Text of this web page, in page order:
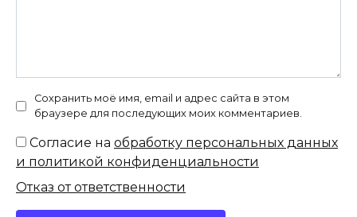
Сохранить моё имя, email и адрес сайта в этом
браузере для последующих моих комментариев.
Согласие на обработку персональных данных
и политикой конфиденциальности
Отказ от ответственности